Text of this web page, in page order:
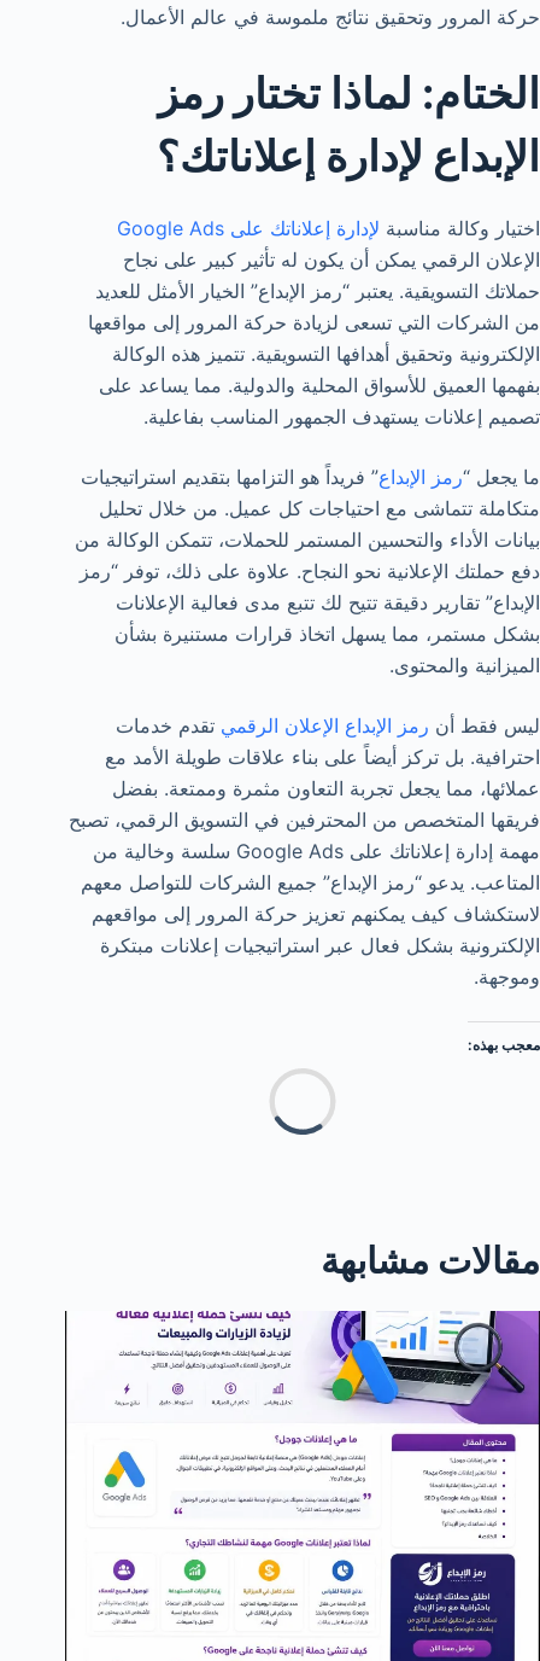
حركة المرور وتحقيق نتائج ملموسة في عالم الأعمال.
الختام: لماذا تختار رمز
الإبداع لإدارة إعلاناتك؟
اختيار وكالة مناسبة لإدارة إعلاناتك على Google Ads
الإعلان الرقمي يمكن أن يكون له تأثير كبير على نجاح
حملاتك التسويقية. يعتبر “رمز الإبداع” الخيار الأمثل للعديد
من الشركات التي تسعى لزيادة حركة المرور إلى مواقعها
الإلكترونية وتحقيق أهدافها التسويقية. تتميز هذه الوكالة
بفهمها العميق للأسواق المحلية والدولية. مما يساعد على
تصميم إعلانات يستهدف الجمهور المناسب بفاعلية.
ما يجعل “رمز الإبداع” فريداً هو التزامها بتقديم استراتيجيات
متكاملة تتماشى مع احتياجات كل عميل. من خلال تحليل
بيانات الأداء والتحسين المستمر للحملات، تتمكن الوكالة من
دفع حملتك الإعلانية نحو النجاح. علاوة على ذلك، توفر “رمز
الإبداع” تقارير دقيقة تتيح لك تتبع مدى فعالية الإعلانات
بشكل مستمر، مما يسهل اتخاذ قرارات مستنيرة بشأن
الميزانية والمحتوى.
ليس فقط أن رمز الإبداع الإعلان الرقمي تقدم خدمات
احترافية. بل تركز أيضاً على بناء علاقات طويلة الأمد مع
عملائها، مما يجعل تجربة التعاون مثمرة وممتعة. بفضل
فريقها المتخصص من المحترفين في التسويق الرقمي، تصبح
مهمة إدارة إعلاناتك على Google Ads سلسة وخالية من
المتاعب. يدعو “رمز الإبداع” جميع الشركات للتواصل معهم
لاستكشاف كيف يمكنهم تعزيز حركة المرور إلى مواقعهم
الإلكترونية بشكل فعال عبر استراتيجيات إعلانات مبتكرة
وموجهة.
معجب بهذه:
مقالات مشابهة